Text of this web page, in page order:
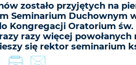
zostało przyjętych na
Seminarium Duchownym
Kongregacji Oratorium
razy więcej
się rektor seminarium